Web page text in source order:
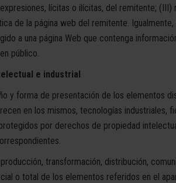
lícitas o ilícitas, del remitente;
de la página web del remitente.
a una página Web que contenga
público.
e industrial
y forma de presentación de los elementos
en los mismos, tecnologías
por derechos de propiedad
transformación, distribución,
o total de los elementos referidos en el